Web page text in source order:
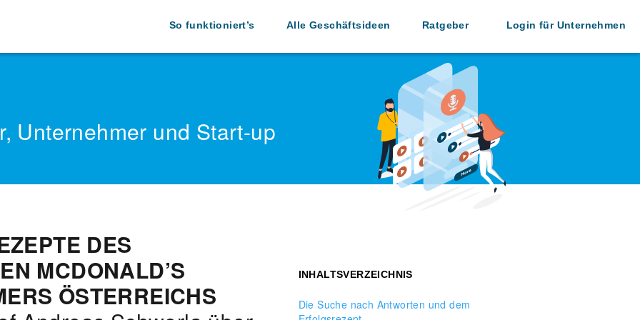
So funktioniert’s Alle Geschäftsideen Ratgeber Login für Unternehmen
Unternehmer und Start-up
DES
MCDONALD’S
ÖSTERREICHS
INHALTSVERZEICHNIS
Die Suche nach Antworten und dem